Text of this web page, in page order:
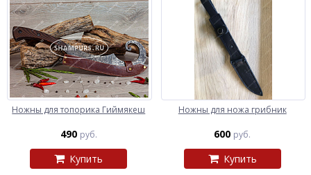
Ножны для топорика Гиймякеш
490 руб.
Купить
Ножны для ножа грибник
600 руб.
Купить